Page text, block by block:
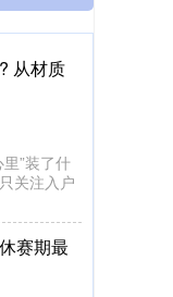
从材质
”装了什
关注入户
赛期最